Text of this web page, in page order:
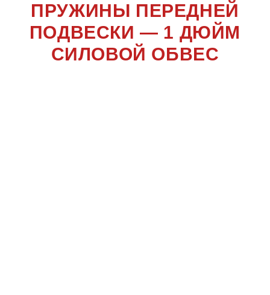
ПРУЖИНЫ ПЕРЕДНЕЙ
ПОДВЕСКИ — 1 ДЮЙМ
СИЛОВОЙ ОБВЕС